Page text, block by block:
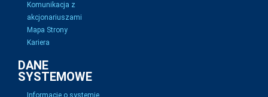
Komunikacja z
akcjonariuszami
Mapa Strony
Kariera
DANE
SYSTEMOWE
Informacje o systemie